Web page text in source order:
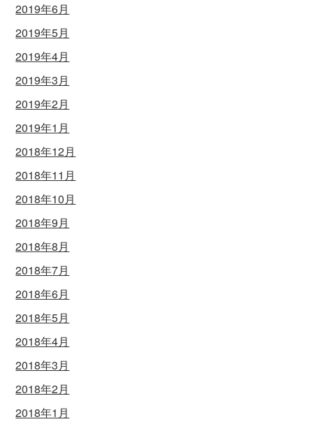
2019年6月
2019年5月
2019年4月
2019年3月
2019年2月
2019年1月
2018年12月
2018年11月
2018年10月
2018年9月
2018年8月
2018年7月
2018年6月
2018年5月
2018年4月
2018年3月
2018年2月
2018年1月